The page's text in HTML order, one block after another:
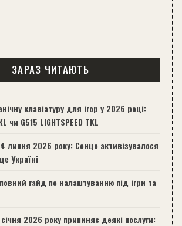
ЗАРАЗ ЧИТАЮТЬ
клавіатуру для ігор у 2026 році:
чи G515 LIGHTSPEED TKL
липня 2026 року: Сонце активізувалося
Україні
гайд по налаштуванню під ігри та
2026 року припиняє деякі послуги: